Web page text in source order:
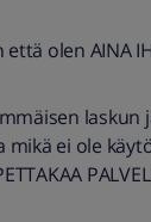
olen AINA
laskun
mikä ei ole